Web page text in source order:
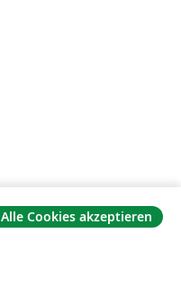
Alle Cookies akzeptieren